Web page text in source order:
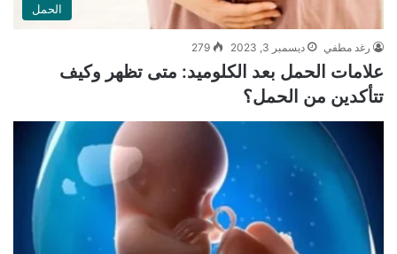
الحمل
رغد مطفي ديسمبر 3, 2023 279
علامات الحمل بعد الكلوميد: متى تظهر وكيف
تتأكدين من الحمل؟